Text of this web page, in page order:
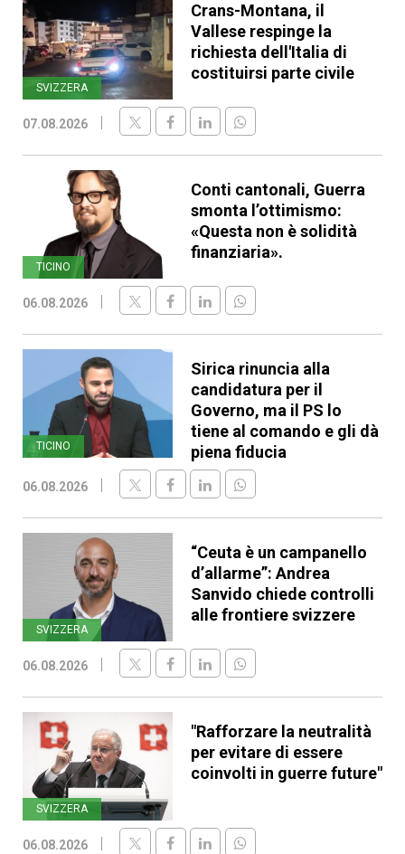
SVIZZERA
Crans-Montana, il
Vallese respinge la
richiesta dell'Italia di
costituirsi parte civile
07.08.2026
TICINO
Conti cantonali, Guerra
smonta l’ottimismo:
«Questa non è solidità
finanziaria».
06.08.2026
TICINO
Sirica rinuncia alla
candidatura per il
Governo, ma il PS lo
tiene al comando e gli dà
piena fiducia
06.08.2026
SVIZZERA
“Ceuta è un campanello
d’allarme”: Andrea
Sanvido chiede controlli
alle frontiere svizzere
06.08.2026
SVIZZERA
"Rafforzare la neutralità
per evitare di essere
coinvolti in guerre future"
06.08.2026